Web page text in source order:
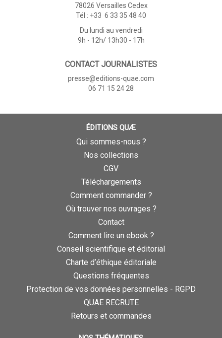
78026 Versailles Cedex
Tél : +33 6 33 35 48 40
Du lundi au vendredi
9h - 12h/ 13h30 - 17h
CONTACT JOURNALISTES
presse@editions-quae.com
06 71 15 24 28
ÉDITIONS QUÆ
Qui sommes-nous ?
Nos collections
CGV
Téléchargements
Comment commander ?
Où trouver nos ouvrages ?
Contact
Comment lire un ebook ?
Conseil scientifique et éditorial
Charte d’éthique éditoriale
Questions fréquentes
Protection de vos données personnelles - RGPD
QUAE RECRUTE
Retours et commandes